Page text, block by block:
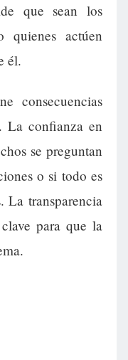
que sean los
quienes actúen
él.
consecuencias
La confianza en
se preguntan
o si todo es
La transparencia
para que la